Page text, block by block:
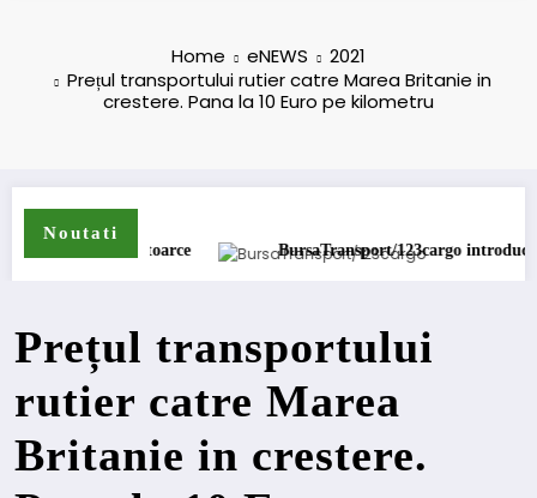
Home eNEWS
2021
Prețul transportului rutier catre Marea Britanie in
crestere. Pana la 10 Euro pe kilometru
Noutati
BursaTransport/123cargo introduce o nouă
Prețul transportului
rutier catre Marea
Britanie in crestere.